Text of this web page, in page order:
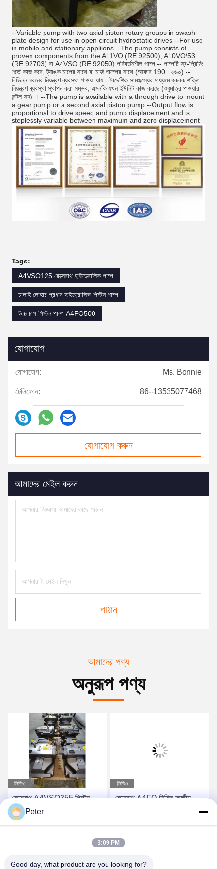
--Variable pump with two axial piston rotary groups in swash-
plate design for use in open circuit hydrostatic drives --For use
in mobile and stationary appliions --The pump consists of
proven components from the A11VO (RE 92500), A10VO/53
(RE 92703) বা A4VSO (RE 92050) পরিবর্তনশীল পাম্প -- পাম্পটি স্ব-প্রিমিং
শর্তে কাজ করে, ট্যাঙ্ক চাপের সাথে বা চার্জ পাম্পের সাথে (আকার 190...২৬০) --
বিভিন্ন ধরনের নিয়ন্ত্রণ ব্যবস্থা পাওয়া যায় --বৈদেশিক সামঞ্জস্যের মাধ্যমে ধ্রুবক শক্তি
নিয়ন্ত্রণ ব্যবস্থা স্থাপন করা সম্ভব, এমনকি যখন ইউনিট কাজ করছে (শুধুমাত্র পাওয়ার
কন্টল সহ) । --The pump is available with a through drive to mount
a gear pump or a second axial piston pump --Output flow is
proportional to drive speed and pump displacement and is
steplessly variable between maximum and zero displacement
Tags:
A4VSO125 রেক্স্রোথ হাইড্রোলিক পাম্প
ঢালাই লোহার প্রধান হাইড্রোলিক পিস্টন পাম্প
উচ্চ চাপ পিস্টন পাম্প A4FO500
যোগাযোগ
যোগাযোগ: Ms. Bonnie
টেলিফোন: 86--13535077468
যোগাযোগ করুন
আমাদের মেইল ​​করুন
পাঠান
আমাদের পণ্য
অনুরূপ পণ্য
ভিডিও
রেক্স্রোথ A4VSO355 পিস্টন
পাম্প ঘূর্ণন গ্রুপ A4VSO সিরিজ
A4VSO সিরিজ হাইড্রোলিক পাম্প
ভিডিও
রেক্স্রোথ A4FO সিরিজ অক্ষীয়
পাম্প, A4FO125_30R-
Peter
3:09 PM
Good day, what product are you looking for?